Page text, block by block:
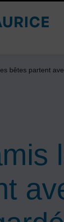
bêtes partent